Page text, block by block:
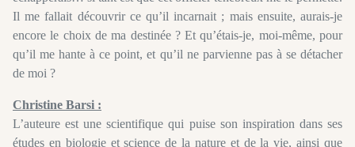
Il me fallait découvrir ce qu’il incarnait ; mais ensuite, aurais-je
encore le choix de ma destinée ? Et qu’étais-je, moi-même, pour
qu’il me hante à ce point, et qu’il ne parvienne pas à se détacher
de moi ?
Christine Barsi :
L’auteure est une scientifique qui puise son inspiration dans ses
études en biologie et science de la nature et de la vie, ainsi que